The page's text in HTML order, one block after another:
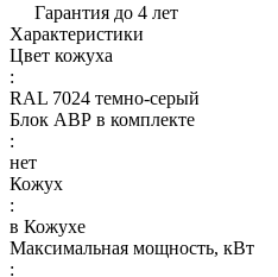
Гарантия до 4 лет
Характеристики
Цвет кожуха
:
RAL 7024 темно-серый
Блок АВР в комплекте
:
нет
Кожух
:
в Кожухе
Максимальная мощность, кВт
: